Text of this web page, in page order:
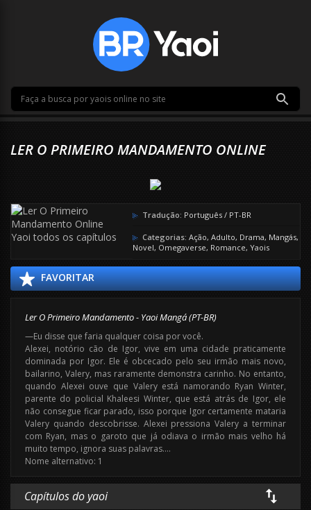
LER O PRIMEIRO MANDAMENTO ONLINE
Tradução: Português / PT-BR
Categorias: Ação, Adulto, Drama, Mangás,
Novel, Omegaverse, Romance, Yaois
FAVORITAR
Ler O Primeiro Mandamento - Yaoi Mangá (PT-BR)
—Eu disse que faria qualquer coisa por você.
Alexei, notório cão de Igor, vive em uma cidade praticamente
dominada por Igor. Ele é obcecado pelo seu irmão mais novo,
bailarino, Valery, mas raramente demonstra carinho. No entanto,
quando Alexei ouve que Valery está namorando Ryan Winter,
parente do policial Khaleesi Winter, que está atrás de Igor, ele
não consegue ficar parado, isso porque Igor certamente mataria
Valery quando descobrisse. Alexei pressiona Valery a terminar
com Ryan, mas o garoto que já odiava o irmão mais velho há
muito tempo, ignora suas palavras….
Nome alternativo: 1
Capítulos do yaoi